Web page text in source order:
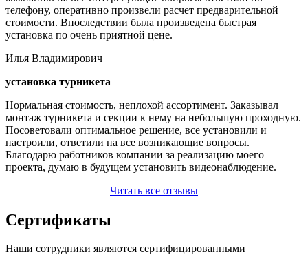
телефону, оперативно произвели расчет предварительной
стоимости. Впоследствии была произведена быстрая
установка по очень приятной цене.
Илья Владимирович
установка турникета
Нормальная стоимость, неплохой ассортимент. Заказывал
монтаж турникета и секции к нему на небольшую проходную.
Посоветовали оптимальное решение, все установили и
настроили, ответили на все возникающие вопросы.
Благодарю работников компании за реализацию моего
проекта, думаю в будущем установить видеонаблюдение.
Читать все отзывы
Сертификаты
Наши сотрудники являются сертифицированными